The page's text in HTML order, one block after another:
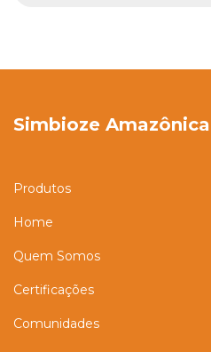
Simbioze Amazônica
Produtos
Home
Quem Somos
Certificações
Comunidades